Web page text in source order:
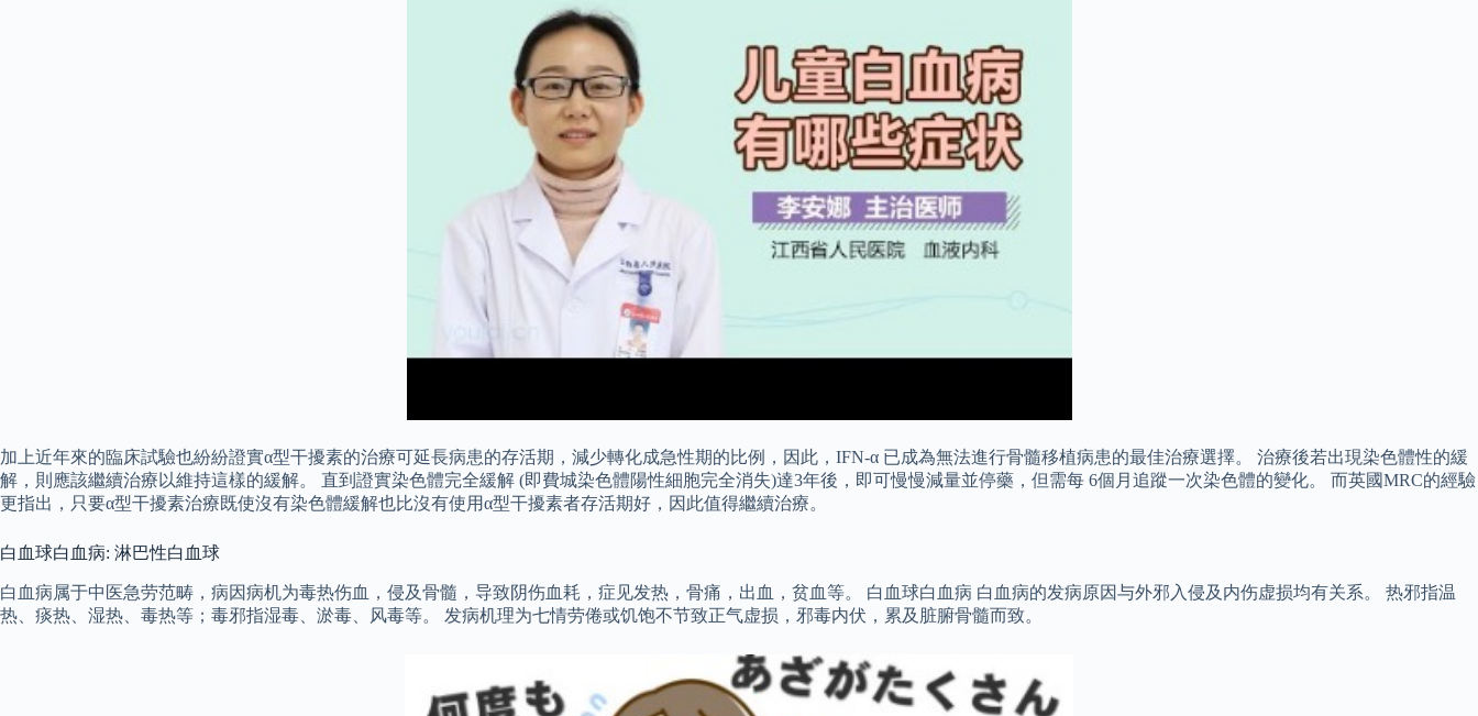
加上近年來的臨床試驗也紛紛證實α型干擾素的治療可延長病患的存活期，減少轉化成急性期的比例，因此，IFN-α 已成為無法進行骨髓移植病患的最佳治療選擇。 治療後若出現染色體性的緩
解，則應該繼續治療以維持這樣的緩解。 直到證實染色體完全緩解 (即費城染色體陽性細胞完全消失)達3年後，即可慢慢減量並停藥，但需每 6個月追蹤一次染色體的變化。 而英國MRC的經驗
更指出，只要α型干擾素治療既使沒有染色體緩解也比沒有使用α型干擾素者存活期好，因此值得繼續治療。
白血球白血病: 淋巴性白血球
白血病属于中医急劳范畴，病因病机为毒热伤血，侵及骨髓，导致阴伤血耗，症见发热，骨痛，出血，贫血等。 白血球白血病 白血病的发病原因与外邪入侵及内伤虚损均有关系。 热邪指温
热、痰热、湿热、毒热等；毒邪指湿毒、淤毒、风毒等。 发病机理为七情劳倦或饥饱不节致正气虚损，邪毒内伏，累及脏腑骨髓而致。